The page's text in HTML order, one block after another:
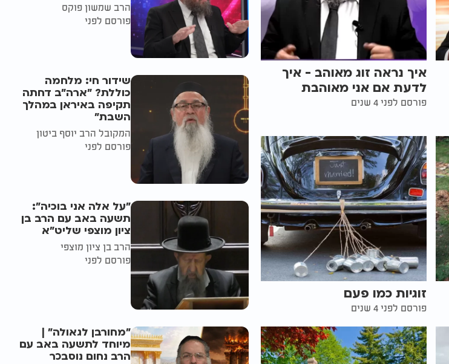
איך נראה זוג מאוהב - איך
לדעת אם אני מאוהבת
פורסם לפני 4 שנים
זוגיות כמו פעם
פורסם לפני 4 שנים
הרב שמשון פוקס
פורסם לפני
שידור חי: מלחמה
כוללת? ״ארה"ב דחתה
תקיפה באיראן במהלך
השבת״
המקובל הרב יוסף ביטון
פורסם לפני
"על אלה אני בוכיה":
תשעה באב עם הרב בן
ציון מוצפי שליט"א
הרב בן ציון מוצפי
פורסם לפני
"מחורבן לגאולה" |
מיוחד לתשעה באב עם
הרב נחום נוסבכר